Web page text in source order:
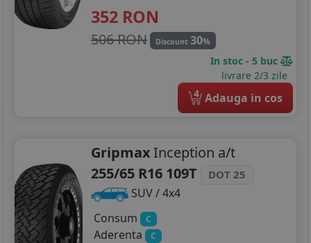
352 RON
506 RON Discount 30%
In stoc - 5 buc
livrare 2/3 zile
4 Adauga in cos
Gripmax Inception a/t
255/65 R16 109T
DOT 25
SUV / 4x4
Consum
C
Aderenta C